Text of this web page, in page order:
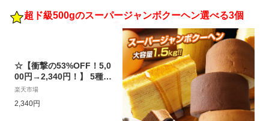
超ド級500gのスーパージャンボクーヘン選べる3個
☆【衝撃の53%OFF！5,0
00円→2,340円！】 5種の
味から選べる！超ド級500
gのスーパージャンボクー
ヘン選べる3個（500g×
楽天市場
2,340円